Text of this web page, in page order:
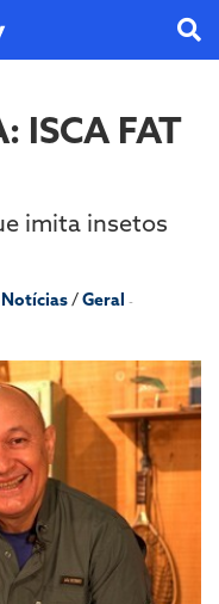
ISCA FAT
imita insetos
Notícias/Geral -